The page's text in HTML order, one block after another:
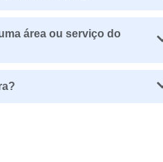
área ou serviço do